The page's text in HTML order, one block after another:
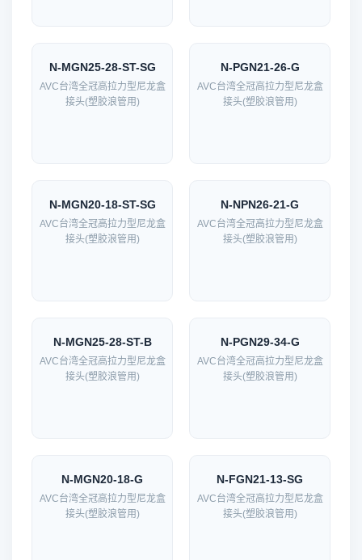
N-MGN25-28-ST-SG
AVC台湾全冠高拉力型尼龙盒
接头(塑胶浪管用)
N-PGN21-26-G
AVC台湾全冠高拉力型尼龙盒
接头(塑胶浪管用)
N-MGN20-18-ST-SG
AVC台湾全冠高拉力型尼龙盒
接头(塑胶浪管用)
N-NPN26-21-G
AVC台湾全冠高拉力型尼龙盒
接头(塑胶浪管用)
N-MGN25-28-ST-B
AVC台湾全冠高拉力型尼龙盒
接头(塑胶浪管用)
N-PGN29-34-G
AVC台湾全冠高拉力型尼龙盒
接头(塑胶浪管用)
N-MGN20-18-G
AVC台湾全冠高拉力型尼龙盒
接头(塑胶浪管用)
N-FGN21-13-SG
AVC台湾全冠高拉力型尼龙盒
接头(塑胶浪管用)